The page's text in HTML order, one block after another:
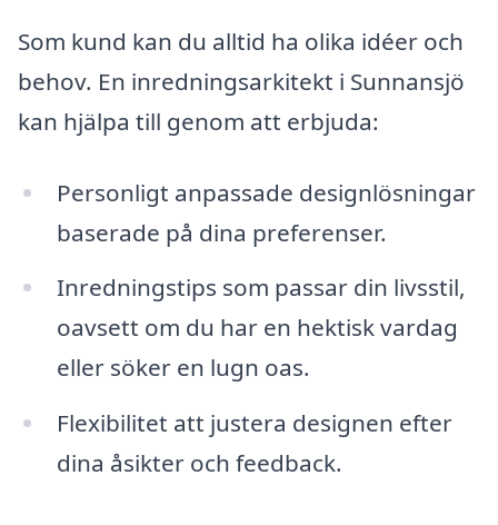
Som kund kan du alltid ha olika idéer och
behov. En inredningsarkitekt i Sunnansjö
kan hjälpa till genom att erbjuda:
Personligt anpassade designlösningar
baserade på dina preferenser.
Inredningstips som passar din livsstil,
oavsett om du har en hektisk vardag
eller söker en lugn oas.
Flexibilitet att justera designen efter
dina åsikter och feedback.